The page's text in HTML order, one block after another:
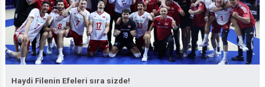
Haydi Filenin Efeleri sıra sizde!